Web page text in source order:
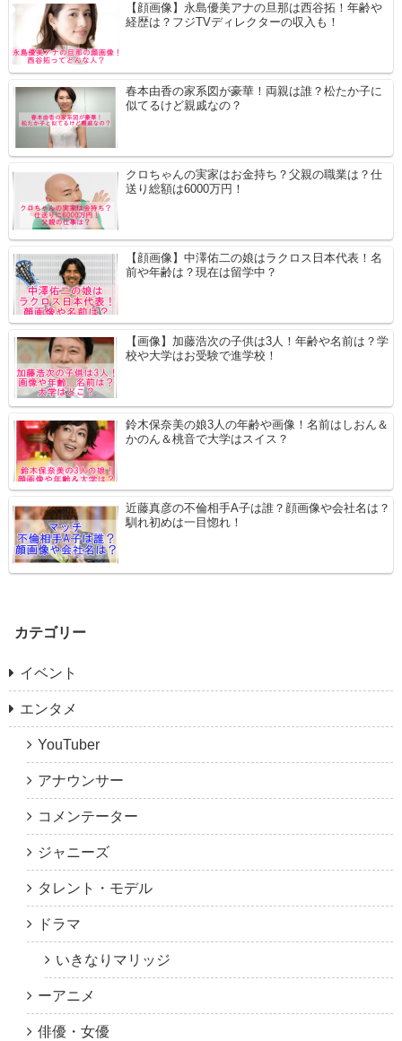
【顔画像】永島優美アナの旦那は西谷拓！年齢や
経歴は？フジTVディレクターの収入も！
春本由香の家系図が豪華！両親は誰？松たか子に
似てるけど親戚なの？
クロちゃんの実家はお金持ち？父親の職業は？仕
送り総額は6000万円！
【顔画像】中澤佑二の娘はラクロス日本代表！名
前や年齢は？現在は留学中？
【画像】加藤浩次の子供は3人！年齢や名前は？学
校や大学はお受験で進学校！
鈴木保奈美の娘3人の年齢や画像！名前はしおん＆
かのん＆桃音で大学はスイス？
近藤真彦の不倫相手A子は誰？顔画像や会社名は？
馴れ初めは一目惚れ！
カテゴリー
イベント
エンタメ
YouTuber
アナウンサー
コメンテーター
ジャニーズ
タレント・モデル
ドラマ
いきなりマリッジ
ーアニメ
俳優・女優